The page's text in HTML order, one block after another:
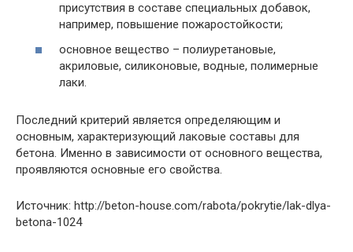
присутствия в составе специальных добавок,
например, повышение пожаростойкости;
основное вещество – полиуретановые,
акриловые, силиконовые, водные, полимерные
лаки.
Последний критерий является определяющим и
основным, характеризующий лаковые составы для
бетона. Именно в зависимости от основного вещества,
проявляются основные его свойства.
Источник: http://beton-house.com/rabota/pokrytie/lak-dlya-
betona-1024